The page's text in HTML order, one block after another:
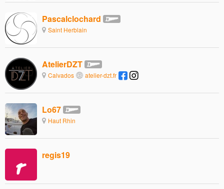
Pascalclochard
Saint Herblain
AtelierDZT
Calvados atelier-dzt.fr
Lo67
Haut Rhin
regis19